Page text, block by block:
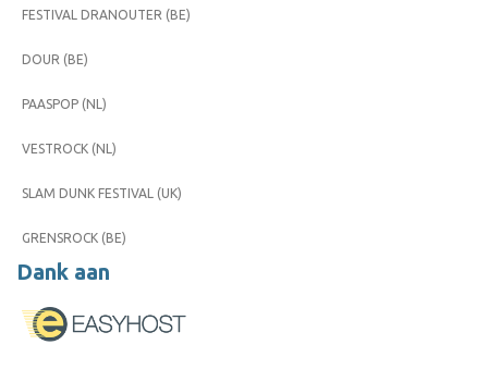
FESTIVAL DRANOUTER (BE)
DOUR (BE)
PAASPOP (NL)
VESTROCK (NL)
SLAM DUNK FESTIVAL (UK)
GRENSROCK (BE)
Dank aan